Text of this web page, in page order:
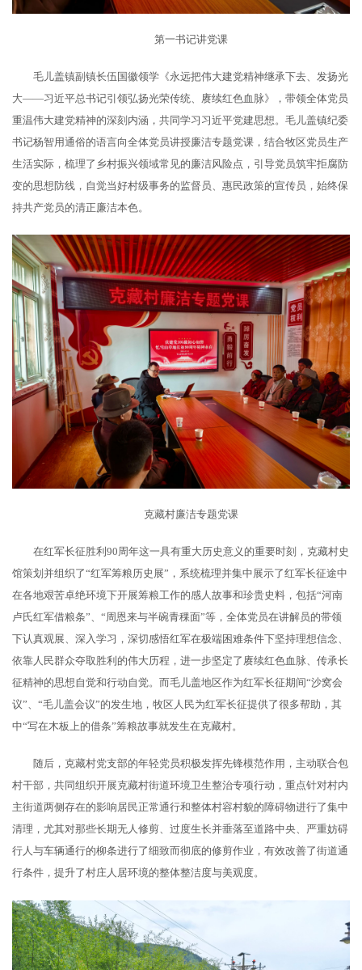
第一书记讲党课
毛儿盖镇副镇长伍国徽领学《永远把伟大建党精神继承下去、发扬光
大——习近平总书记引领弘扬光荣传统、赓续红色血脉》，带领全体党员
重温伟大建党精神的深刻内涵，共同学习习近平党建思想。毛儿盖镇纪委
书记杨智用通俗的语言向全体党员讲授廉洁专题党课，结合牧区党员生产
生活实际，梳理了乡村振兴领域常见的廉洁风险点，引导党员筑牢拒腐防
变的思想防线，自觉当好村级事务的监督员、惠民政策的宣传员，始终保
持共产党员的清正廉洁本色。
克藏村廉洁专题党课
在红军长征胜利90周年这一具有重大历史意义的重要时刻，克藏村史
馆策划并组织了“红军筹粮历史展”，系统梳理并集中展示了红军长征途中
在各地艰苦卓绝环境下开展筹粮工作的感人故事和珍贵史料，包括“河南
卢氏红军借粮条”、“周恩来与半碗青稞面”等，全体党员在讲解员的带领
下认真观展、深入学习，深切感悟红军在极端困难条件下坚持理想信念、
依靠人民群众夺取胜利的伟大历程，进一步坚定了赓续红色血脉、传承长
征精神的思想自觉和行动自觉。而毛儿盖地区作为红军长征期间“沙窝会
议”、“毛儿盖会议”的发生地，牧区人民为红军长征提供了很多帮助，其
中“写在木板上的借条”筹粮故事就发生在克藏村。
随后，克藏村党支部的年轻党员积极发挥先锋模范作用，主动联合包
村干部，共同组织开展克藏村街道环境卫生整治专项行动，重点针对村内
主街道两侧存在的影响居民正常通行和整体村容村貌的障碍物进行了集中
清理，尤其对那些长期无人修剪、过度生长并垂落至道路中央、严重妨碍
行人与车辆通行的柳条进行了细致而彻底的修剪作业，有效改善了街道通
行条件，提升了村庄人居环境的整体整洁度与美观度。